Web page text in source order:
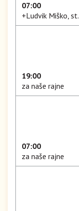
07:00
+Ludvik Miško, st.
19:00
za naše rajne
07:00
za naše rajne